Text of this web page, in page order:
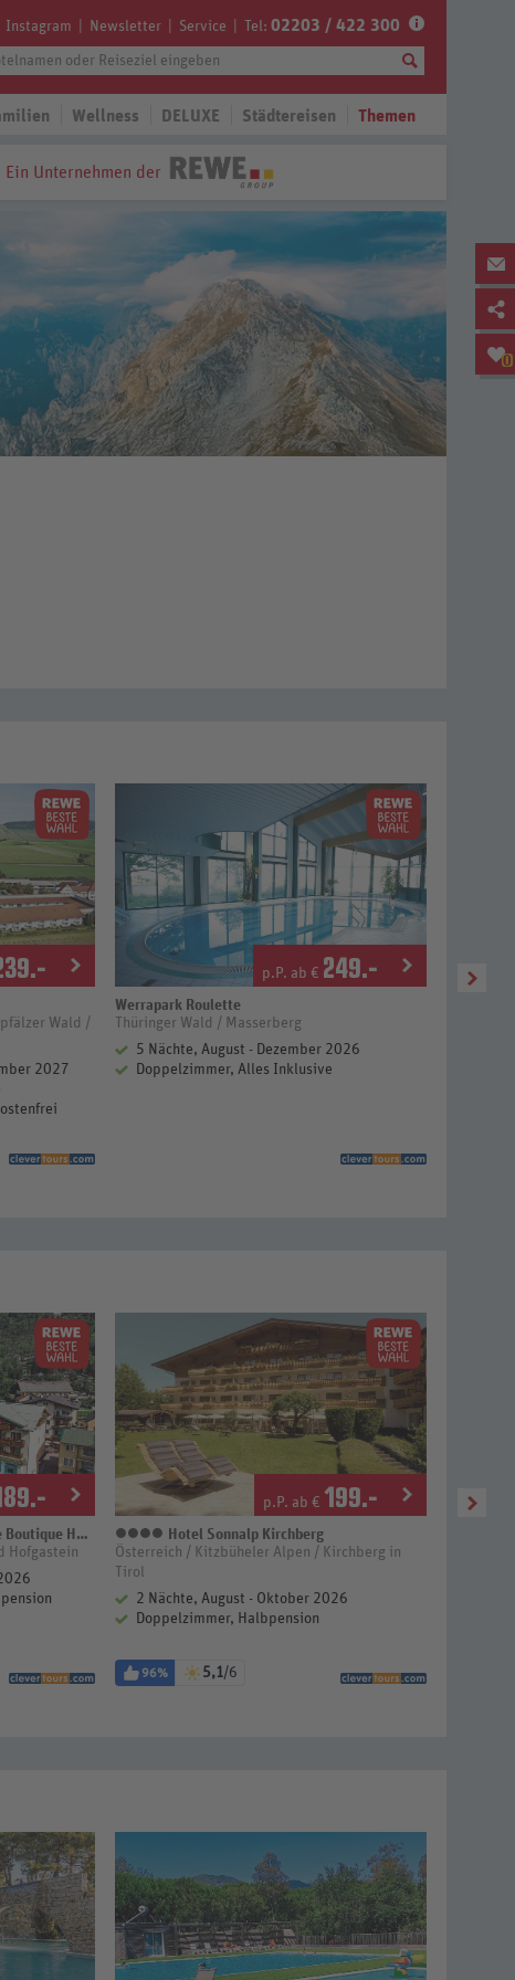
Instagram Newsletter Service Tel: 02203 / 422 300
Wellness DELUXE Städtereisen Themen
0
Ein Unternehmen der
.-
Wald /
2027
p.P. ab € 249.-
Werrapark Roulette
Thüringer Wald / Masserberg
5 Nächte, August - Dezember 2026
Doppelzimmer, Alles Inklusive
.-
Hotel & Spa
Hofgastein
p.P. ab € 199.-
4 Sterne
Hotel Sonnalp Kirchberg
Österreich / Kitzbüheler Alpen / Kirchberg in
Tirol
2 Nächte, August - Oktober 2026
Doppelzimmer, Halbpension
96% 5,1/6